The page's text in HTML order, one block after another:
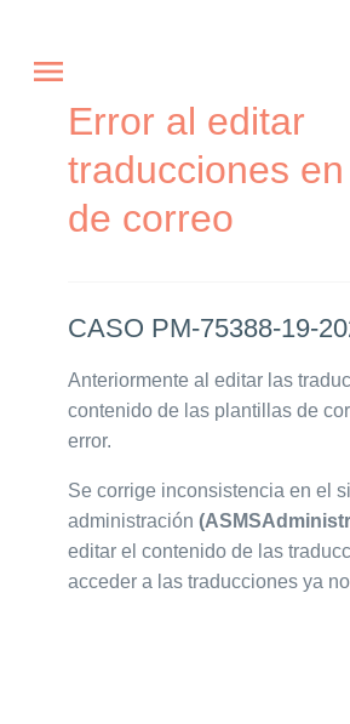
Error al editar
traducciones
de correo
CASO PM-75388-19-
Anteriormente al editar las
contenido de las plantillas de
error.
Se corrige inconsistencia en el
administración
editar el contenido de las
acceder a las traducciones ya